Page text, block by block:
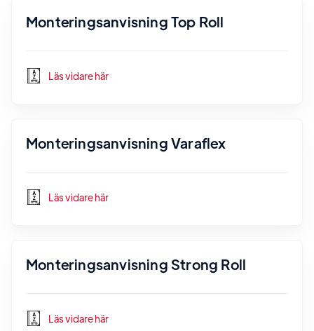
Monteringsanvisning Top Roll
Läs vidare här
Monteringsanvisning Varaflex
Läs vidare här
Monteringsanvisning Strong Roll
Läs vidare här